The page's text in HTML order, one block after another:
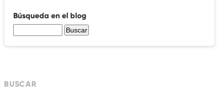
Búsqueda en el blog
BUSCAR